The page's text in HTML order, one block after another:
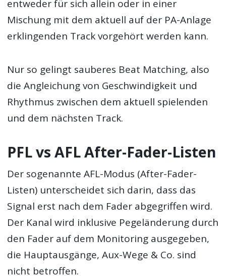
entweder für sich allein oder in einer
Mischung mit dem aktuell auf der PA-Anlage
erklingenden Track vorgehört werden kann.
Nur so gelingt sauberes Beat Matching, also
die Angleichung von Geschwindigkeit und
Rhythmus zwischen dem aktuell spielenden
und dem nächsten Track.
PFL vs AFL After-Fader-Listen
Der sogenannte AFL-Modus (After-Fader-
Listen) unterscheidet sich darin, dass das
Signal erst nach dem Fader abgegriffen wird.
Der Kanal wird inklusive Pegeländerung durch
den Fader auf dem Monitoring ausgegeben,
die Hauptausgänge, Aux-Wege & Co. sind
nicht betroffen.